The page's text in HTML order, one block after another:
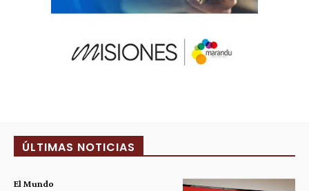
ÚLTIMAS NOTICIAS
El Mundo